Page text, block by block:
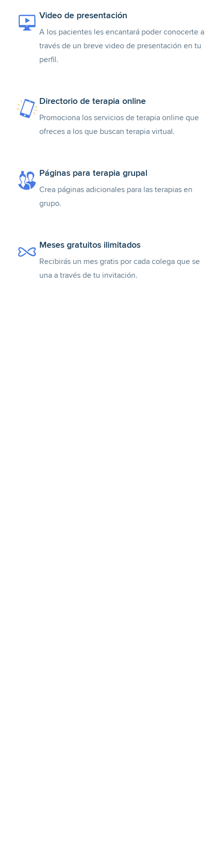
Video de presentación
A los pacientes les encantará poder conocerte a
través de un breve video de presentación en tu
perfil.
Directorio de terapia online
Promociona los servicios de terapia online que
ofreces a los que buscan terapia virtual.
Páginas para terapia grupal
Crea páginas adicionales para las terapias en
grupo.
Meses gratuitos ilimitados
Recibirás un mes gratis por cada colega que se
una a través de tu invitación.